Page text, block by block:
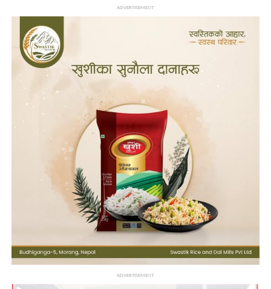
ADVERTISEMENT
ADVERTISEMENT